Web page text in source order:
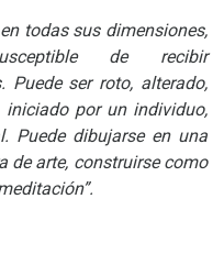
todas sus dimensiones,
de recibir
Puede ser roto, alterado,
por un individuo,
Puede dibujarse en una
de arte, construirse como